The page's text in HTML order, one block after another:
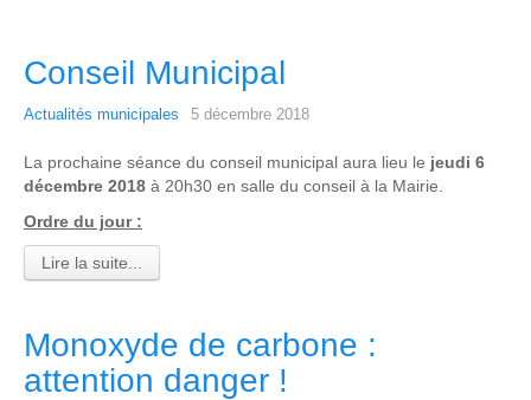
Conseil Municipal
Actualités municipales 5 décembre 2018
La prochaine séance du conseil municipal aura lieu le jeudi 6
décembre 2018 à 20h30 en salle du conseil à la Mairie.
Ordre du jour :
Lire la suite...
Monoxyde de carbone :
attention danger !